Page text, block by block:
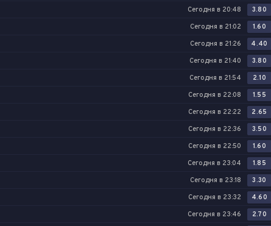
Сегодня в 20:48 3.80
Сегодня в 21:02 1.60
Сегодня в 21:26 4.40
Сегодня в 21:40 3.80
Сегодня в 21:54 2.10
Сегодня в 22:08 1.55
Сегодня в 22:22 2.65
Сегодня в 22:36 3.50
Сегодня в 22:50 1.60
Сегодня в 23:04 1.85
Сегодня в 23:18 3.30
Сегодня в 23:32 4.60
Сегодня в 23:46 2.70